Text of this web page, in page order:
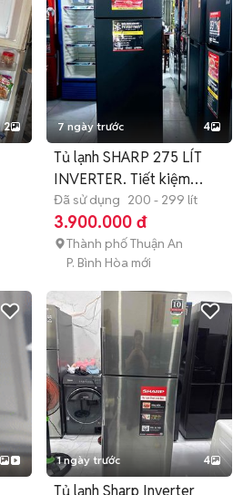
2 7 ngày trước 4
Tủ lạnh SHARP 275 LÍT
INVERTER. Tiết kiệm
điện.
Đã sử dụng 200 - 299 lít
3.900.000 đ
Thành phố Thuận An
P. Bình Hòa mới
1 ngày trước 4
Tủ lạnh Sharp Inverter